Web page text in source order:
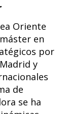
Oriente
en
por
y
de
se ha